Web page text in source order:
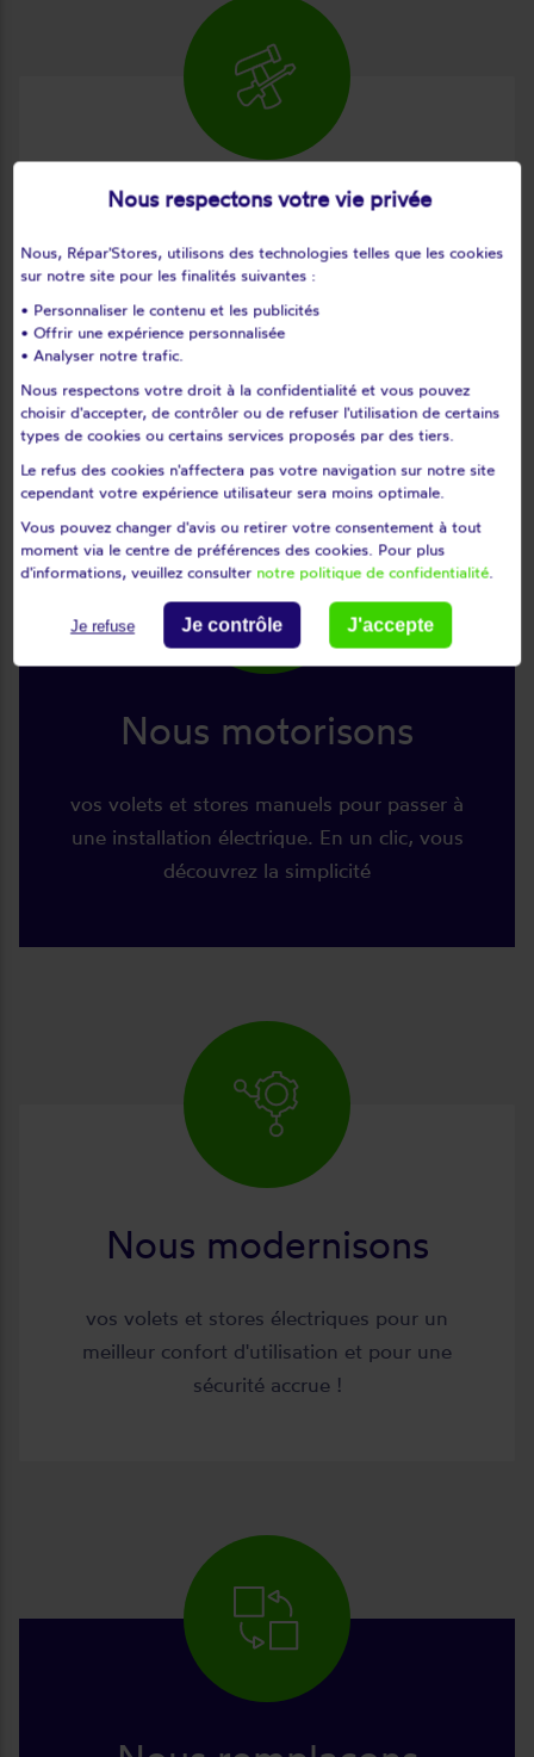
Nous réparons
vos stores et vos volets roulants, quels que
soient la marque ou le modèle. Longue vie à
Nous motorisons
vos volets et stores manuels pour passer à
une installation électrique. En un clic, vous
découvrez la simplicité
Nous modernisons
vos volets et stores électriques pour un
meilleur confort d'utilisation et pour une
sécurité accrue !
Nous respectons votre vie privée
Nous, Répar'Stores, utilisons des technologies telles que les cookies
sur notre site pour les finalités suivantes :
• Personnaliser le contenu et les publicités
• Offrir une expérience personnalisée
• Analyser notre trafic.
Nous respectons votre droit à la confidentialité et vous pouvez
choisir d'accepter, de contrôler ou de refuser l'utilisation de certains
types de cookies ou certains services proposés par des tiers.
Le refus des cookies n'affectera pas votre navigation sur notre site
cependant votre expérience utilisateur sera moins optimale.
Vous pouvez changer d'avis ou retirer votre consentement à tout
moment via le centre de préférences des cookies. Pour plus
d'informations, veuillez consulter notre politique de confidentialité.
Je refuse Je contrôle J'accepte